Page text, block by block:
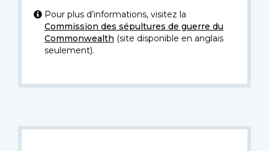
Pour plus d’informations, visitez la
Commission des sépultures de guerre du
Commonwealth (site disponible en anglais
seulement).